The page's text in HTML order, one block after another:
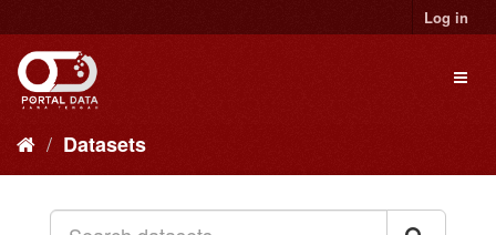
to
content
Log in
Datasets